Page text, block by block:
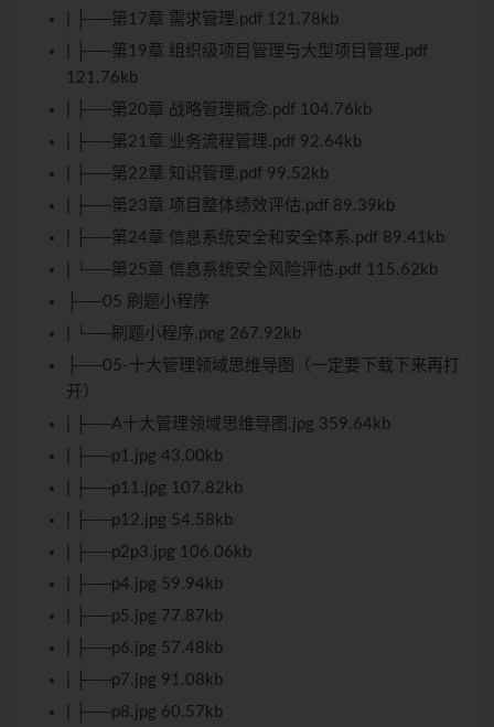
| ├──第17章 需求管理.pdf 121.78kb
| ├──第19章 组织级项目管理与大型项目管理.pdf
121.76kb
| ├──第20章 战略管理概念.pdf 104.76kb
| ├──第21章 业务流程管理.pdf 92.64kb
| ├──第22章 知识管理.pdf 99.52kb
| ├──第23章 项目整体绩效评估.pdf 89.39kb
| ├──第24章 信息系统安全和安全体系.pdf 89.41kb
| └──第25章 信息系统安全风险评估.pdf 115.62kb
├──05 刷题小程序
| └──刷题小程序.png 267.92kb
├──05-十大管理领域思维导图（一定要下载下来再打
开）
| ├──A十大管理领域思维导图.jpg 359.64kb
| ├──p1.jpg 43.00kb
| ├──p11.jpg 107.82kb
| ├──p12.jpg 54.58kb
| ├──p2p3.jpg 106.06kb
| ├──p4.jpg 59.94kb
| ├──p5.jpg 77.87kb
| ├──p6.jpg 57.48kb
| ├──p7.jpg 91.08kb
| ├──p8.jpg 60.57kb